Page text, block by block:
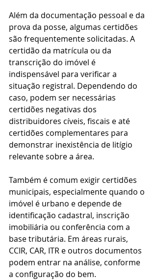
Além da documentação pessoal e da
prova da posse, algumas certidões
são frequentemente solicitadas. A
certidão da matrícula ou da
transcrição do imóvel é
indispensável para verificar a
situação registral. Dependendo do
caso, podem ser necessárias
certidões negativas dos
distribuidores cíveis, fiscais e até
certidões complementares para
demonstrar inexistência de litígio
relevante sobre a área.
Também é comum exigir certidões
municipais, especialmente quando o
imóvel é urbano e depende de
identificação cadastral, inscrição
imobiliária ou conferência com a
base tributária. Em áreas rurais,
CCIR, CAR, ITR e outros documentos
podem entrar na análise, conforme
a configuração do bem.